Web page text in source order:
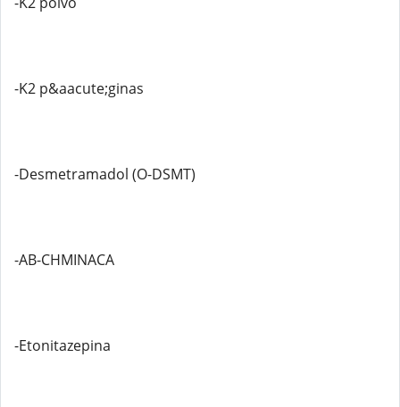
-K2 p&aacute;ginas
-Desmetramadol (O-DSMT)
-AB-CHMINACA
-Etonitazepina